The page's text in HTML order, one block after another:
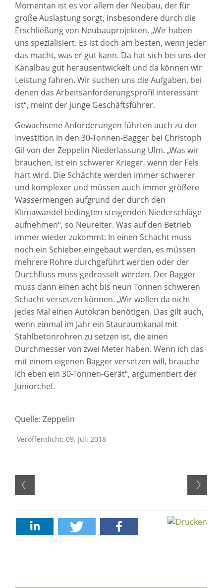
Momentan ist es vor allem der Neubau, der für
große Auslastung sorgt, insbesondere durch die
Erschließung von Neubauprojekten. „Wir haben
uns spezialisiert. Es ist doch am besten, wenn jeder
das macht, was er gut kann. Da hat sich bei uns der
Kanalbau gut herausentwickelt und da können wir
Leistung fahren. Wir suchen uns die Aufgaben, bei
denen das Arbeitsanforderungsprofil interessant
ist“, meint der junge Geschäftsführer.
Gewachsene Anforderungen führten auch zu der
Investition in den 30-Tonnen-Bagger bei Christoph
Gil von der Zeppelin Niederlassung Ulm. „Was wir
brauchen, ist ein schwerer Krieger, wenn der Fels
hart wird. Die Schächte werden immer schwerer
und komplexer und müssen auch immer größere
Wassermengen aufgrund der durch den
Klimawandel bedingten steigenden Niederschläge
aufnehmen“, so Neureiter. Was auf den Betrieb
immer wieder zukommt: In einen Schacht muss
noch ein Schieber eingebaut werden, es müssen
mehrere Rohre durchgeführt werden oder der
Durchfluss muss gedrosselt werden. Der Bagger
muss dann einen acht bis neun Tonnen schweren
Schacht versetzen können. „Wir wollen da nicht
jedes Mal einen Autokran benötigen. Das gilt auch,
wenn einmal im Jahr ein Stauraumkanal mit
Stahlbetonrohren zu setzen ist, die einen
Durchmesser von zwei Meter haben. Wenn ich das
mit einem eigenen Bagger versetzen will, brauche
ich eben ein 30-Tonnen-Gerät“, argumentiert der
Juniorchef.
Quelle: Zeppelin
Veröffentlicht: 09. Juli 2018